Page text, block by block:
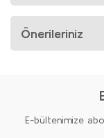
Önerileriniz
E-bültenimize